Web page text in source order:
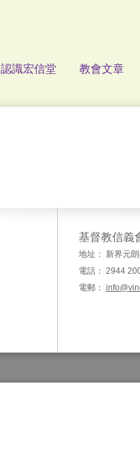
認識宏信堂 教會文章
基督教信義
地址： 新界元
電話： 2944
電郵：